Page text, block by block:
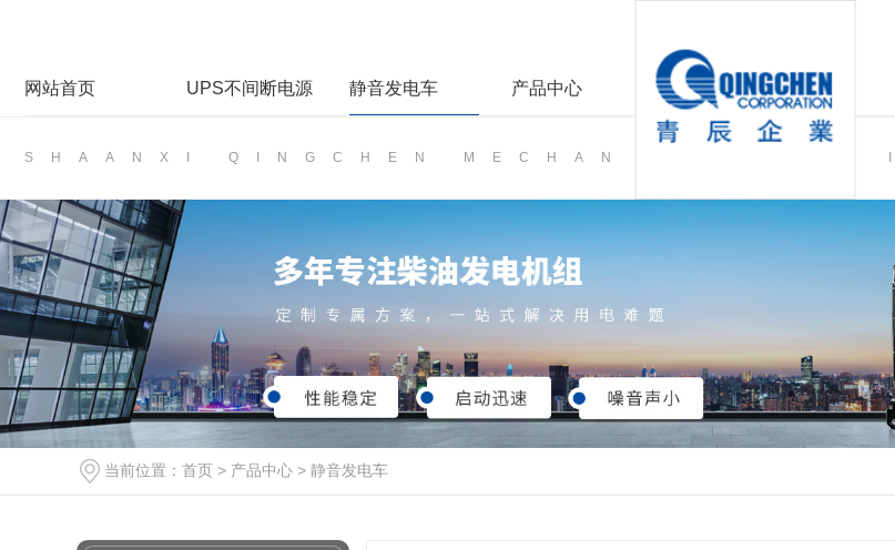
网站首页 UPS不间断电源 静音发电车 产品中心
SHAANXI QINGCHEN MECHAN
当前位置： 首页 > 产品中心 > 静音发电车